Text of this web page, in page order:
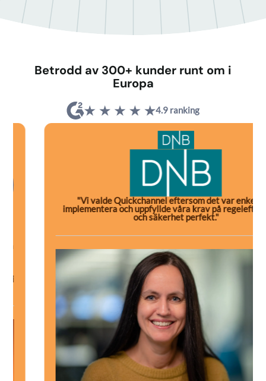
Betrodd av 300+ kunder runt om i
Europa
4.9 ranking
"Vi valde Quickchannel eftersom det var enkelt att
implementera och uppfyllde våra krav på regelefterlevnad
och säkerhet perfekt."